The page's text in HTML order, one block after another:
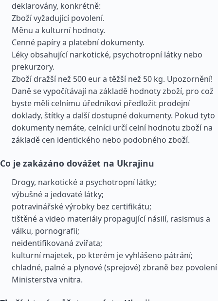
deklarovány, konkrétně:
Zboží vyžadující povolení.
Měnu a kulturní hodnoty.
Cenné papíry a platební dokumenty.
Léky obsahující narkotické, psychotropní látky nebo
prekurzory.
Zboží dražší než 500 eur a těžší než 50 kg. Upozornění!
Daně se vypočítávají na základě hodnoty zboží, pro což
byste měli celnímu úředníkovi předložit prodejní
doklady, štítky a další dostupné dokumenty. Pokud tyto
dokumenty nemáte, celníci určí celní hodnotu zboží na
základě cen identického nebo podobného zboží.
Co je zakázáno dovážet na Ukrajinu
Drogy, narkotické a psychotropní látky;
výbušné a jedovaté látky;
potravinářské výrobky bez certifikátu;
tištěné a video materiály propagující násilí, rasismus a
válku, pornografii;
neidentifikovaná zvířata;
kulturní majetek, po kterém je vyhlášeno pátrání;
chladné, palné a plynové (sprejové) zbraně bez povolení
Ministerstva vnitra.